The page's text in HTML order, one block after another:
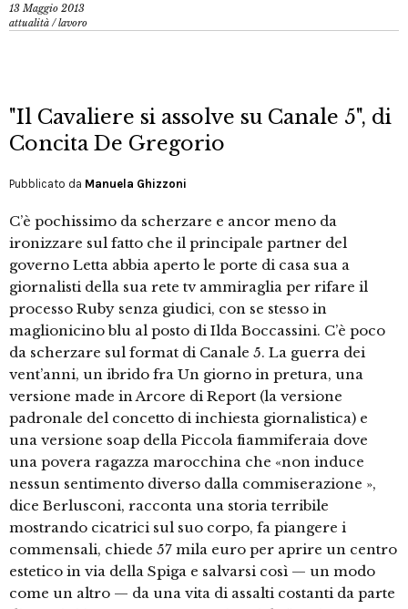
13 Maggio 2013
attualità /lavoro
"Il Cavaliere si assolve su Canale 5", di
Concita De Gregorio
Pubblicato da Manuela Ghizzoni
C’è pochissimo da scherzare e ancor meno da
ironizzare sul fatto che il principale partner del
governo Letta abbia aperto le porte di casa sua a
giornalisti della sua rete tv ammiraglia per rifare il
processo Ruby senza giudici, con se stesso in
maglionicino blu al posto di Ilda Boccassini. C’è poco
da scherzare sul format di Canale 5. La guerra dei
vent’anni, un ibrido fra Un giorno in pretura, una
versione made in Arcore di Report (la versione
padronale del concetto di inchiesta giornalistica) e
una versione soap della Piccola fiammiferaia dove
una povera ragazza marocchina che «non induce
nessun sentimento diverso dalla commiserazione »,
dice Berlusconi, racconta una storia terribile
mostrando cicatrici sul suo corpo, fa piangere i
commensali, chiede 57 mila euro per aprire un centro
estetico in via della Spiga e salvarsi così — un modo
come un altro — da una vita di assalti costanti da parte